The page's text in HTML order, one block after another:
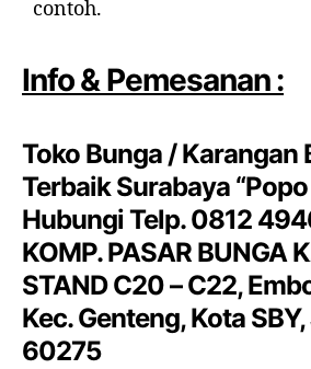
contoh.
Info & Pemesanan :
Toko Bunga / Karangan
Terbaik Surabaya
Hubungi Telp. 0812
KOMP. PASAR BUNGA
STAND C20 – C22,
Kec. Genteng, Kota
60275